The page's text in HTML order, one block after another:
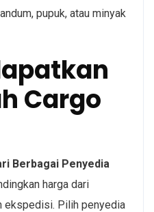
pupuk, atau minyak
Cargo
Berbagai Penyedia
harga dari
ekspedisi. Pilih penyedia